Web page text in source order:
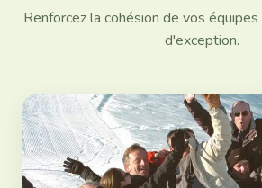
Renforcez la cohésion de vos équipes
d'exception.